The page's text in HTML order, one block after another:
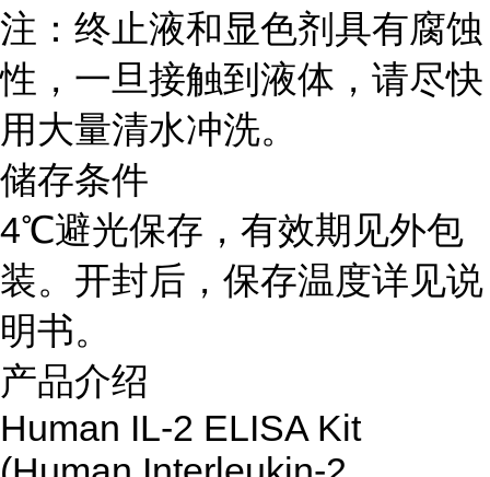
注：终止液和显色剂具有腐蚀
性，一旦接触到液体，请尽快
用大量清水冲洗。
储存条件
4℃避光保存，有效期见外包
装。开封后，保存温度详见说
明书。
产品介绍
Human IL-2 ELISA Kit